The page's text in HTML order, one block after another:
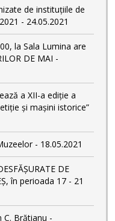
de instituțiile de
- 24.05.2021
la Sala Lumina are
DE MAI -
a XII-a ediție a
și mașini istorice”
- 18.05.2021
DE
în perioada 17 - 21
C. Brătianu -